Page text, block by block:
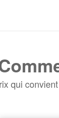
qui